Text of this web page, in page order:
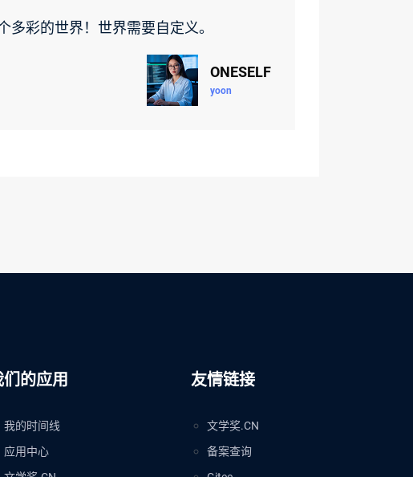
彩的世界！世界需要自定义。
ONESELF
yoon
们的应用
我的时间线
应用中心
友情链接
文学奖.CN
备案查询